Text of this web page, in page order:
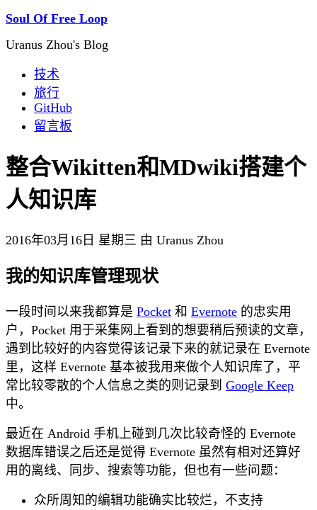
Soul Of Free Loop
Uranus Zhou's Blog
技术
旅行
GitHub
留言板
整合Wikitten和MDwiki搭建个
人知识库
2016年03月16日 星期三 由 Uranus Zhou
我的知识库管理现状
一段时间以来我都算是 Pocket 和 Evernote 的忠实用
户，Pocket 用于采集网上看到的想要稍后预读的文章，
遇到比较好的内容觉得该记录下来的就记录在 Evernote
里，这样 Evernote 基本被我用来做个人知识库了，平
常比较零散的个人信息之类的则记录到 Google Keep
中。
最近在 Android 手机上碰到几次比较奇怪的 Evernote
数据库错误之后还是觉得 Evernote 虽然有相对还算好
用的离线、同步、搜索等功能，但也有一些问题：
众所周知的编辑功能确实比较烂，不支持